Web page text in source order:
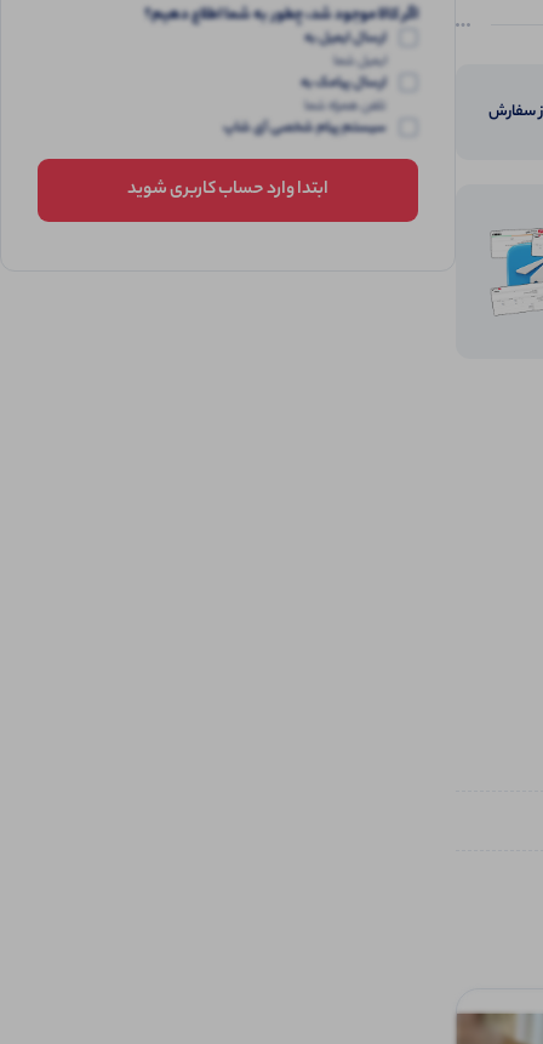
سفارش
اگر کالا موجود شد، چطور به شما اطلاع دهیم؟
ارسال ایمیل به
ایمیل شما
ارسال پیامک به
تلفن همراه شما
سیستم پیام شخصی آی شاپ
ابتدا وارد حساب کاربری شوید